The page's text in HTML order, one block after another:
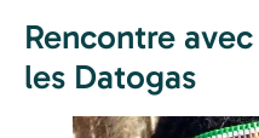
Rencontre
les Datogas